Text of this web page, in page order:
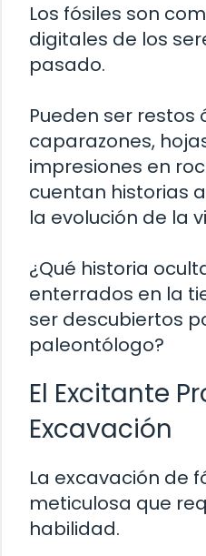
Los fósiles son
digitales de los
pasado.
Pueden ser restos
caparazones,
impresiones en
cuentan historias
la evolución de la
¿Qué historia
enterrados en la
ser descubiertos
paleontólogo?
El Excitante
Excavación
La excavación de
meticulosa que
habilidad.